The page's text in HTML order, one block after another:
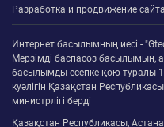
Разработка и продвижение
Интернет басылымның иесі -
Мерзімді баспасөз басылымын,
басылымды есепке қою туралы
куәлігін Қазақстан
министрлігі берді
Қазақстан Республикасы,